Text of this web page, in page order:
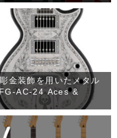
金装飾を用いたメタル
AC-24 Aces &